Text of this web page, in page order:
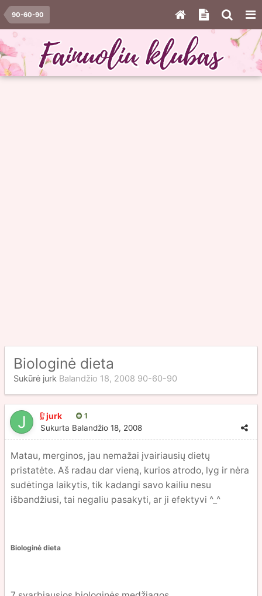
90-60-90
Biologinė dieta
Sukūrė jurk Balandžio 18, 2008 90-60-90
jurk 1
Sukurta Balandžio 18, 2008
Matau, merginos, jau nemažai įvairiausių dietų
pristatėte. Aš radau dar vieną, kurios atrodo, lyg ir nėra
sudėtinga laikytis, tik kadangi savo kailiu nesu
išbandžiusi, tai negaliu pasakyti, ar ji efektyvi ^_^
Biologinė dieta